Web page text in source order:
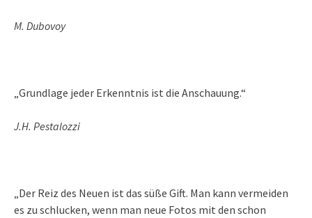
M. Dubovoy
„Grundlage jeder Erkenntnis ist die Anschauung.“
J.H. Pestalozzi
„Der Reiz des Neuen ist das süße Gift. Man kann vermeiden
es zu schlucken, wenn man neue Fotos mit den schon